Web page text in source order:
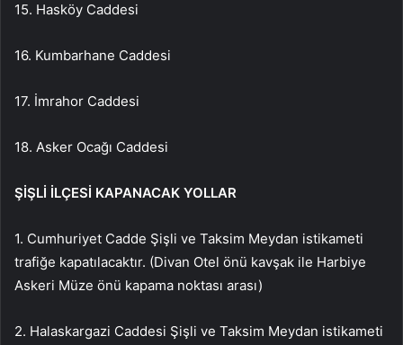
15. Hasköy Caddesi
16. Kumbarhane Caddesi
17. İmrahor Caddesi
18. Asker Ocağı Caddesi
ŞİŞLİ İLÇESİ KAPANACAK YOLLAR
1. Cumhuriyet Cadde Şişli ve Taksim Meydan istikameti
trafiğe kapatılacaktır. (Divan Otel önü kavşak ile Harbiye
Askeri Müze önü kapama noktası arası)
2. Halaskargazi Caddesi Şişli ve Taksim Meydan istikameti